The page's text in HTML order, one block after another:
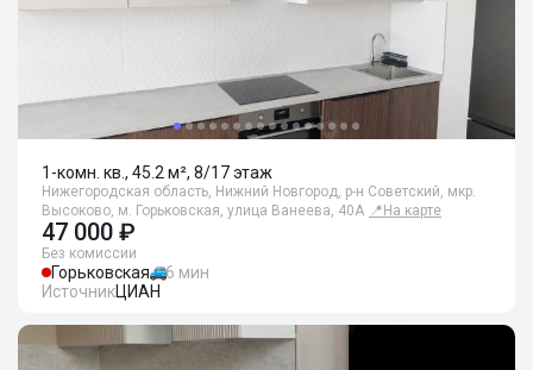
1-комн. кв., 45.2 м², 8/17 этаж
Нижегородская область, Нижний Новгород, р-н Советский, мкр.
Высоково, м. Горьковская, улица Ванеева, 40А 📍 На карте
47 000 ₽
Без комиссии
Горьковская
6 мин
ИсточникЦИАН